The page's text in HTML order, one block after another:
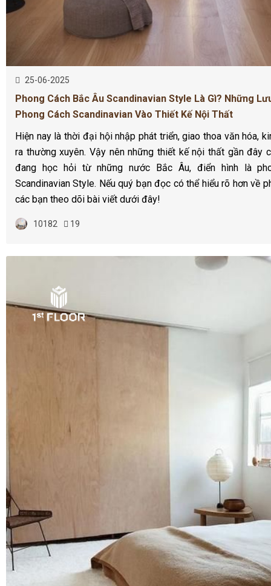
25-06-2025
Phong Cách Bắc Âu Scandinavian Style Là Gì? Những
Phong Cách Scandinavian Vào Thiết Kế Nội Thất
Hiện nay là thời đại hội nhập phát triển, giao thoa văn hóa,
ra thường xuyên. Vậy nên những thiết kế nội thất gần đây
đang học hỏi từ những nước Bắc Âu, điển hình là
Scandinavian Style. Nếu quý bạn đọc có thể hiểu rõ hơn về
các bạn theo dõi bài viết dưới đây!
10182 19